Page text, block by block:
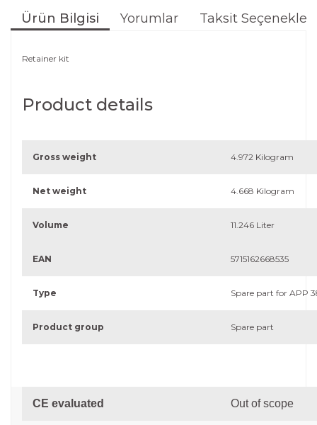
Ürün Bilgisi Yorumlar Taksit Seçenekleri
Retainer kit
Product details
Gross weight 4.972 Kilogram
Net weight 4.668 Kilogram
Volume 11.246 Liter
EAN 5715162668535
Type Spare part for APP
Product group Spare part
CE evaluated Out of scope